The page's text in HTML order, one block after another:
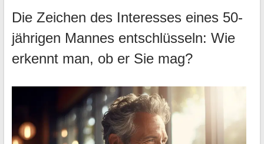
Die Zeichen des Interesses eines 50-
jährigen Mannes entschlüsseln: Wie
erkennt man, ob er Sie mag?